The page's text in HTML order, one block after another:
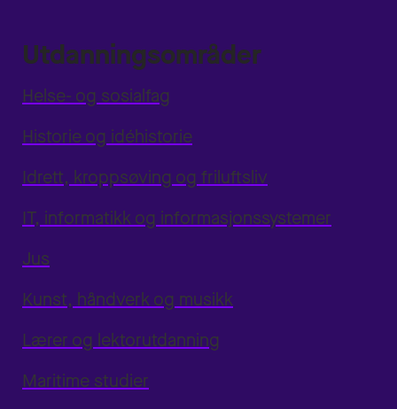
Utdanningsområder
Helse- og sosialfag
Historie og idéhistorie
Idrett, kroppsøving og friluftsliv
IT, informatikk og informasjonssystemer
Jus
Kunst, håndverk og musikk
Lærer og lektorutdanning
Maritime studier